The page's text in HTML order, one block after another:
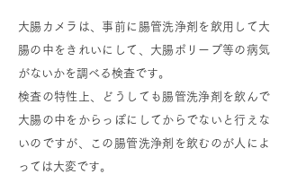
大腸カメラは、事前に腸管洗浄剤を飲用して大
腸の中をきれいにして、大腸ポリープ等の病気
がないかを調べる検査です。
検査の特性上、どうしても腸管洗浄剤を飲んで
大腸の中をからっぽにしてからでないと行えな
いのですが、この腸管洗浄剤を飲むのが人によ
っては大変です。